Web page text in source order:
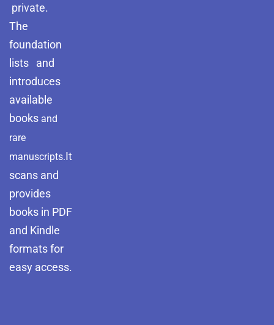
private.
The
foundation
lists and
introduces
available
books and
rare
manuscripts.It
scans and
provides
books in PDF
and Kindle
formats for
easy access.